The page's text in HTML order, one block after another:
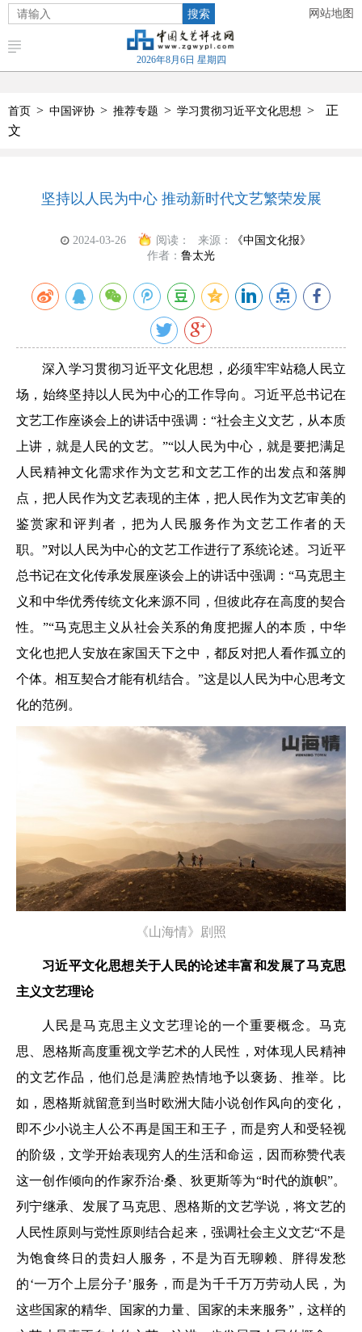
搜索 网站地图
2026年8月6日 星期四
首页 > 中国评协 > 推荐专题 > 学习贯彻习近平文化思想 >
正
文
坚持以人民为中心 推动新时代文艺繁荣发展
2024-03-26 阅读： 来源：
《中国文化报》
作者： 鲁太光
深入学习贯彻习近平文化思想，必须牢牢站稳人民立
场，始终坚持以人民为中心的工作导向。习近平总书记在
文艺工作座谈会上的讲话中强调：“社会主义文艺，从本质
上讲，就是人民的文艺。”“以人民为中心，就是要把满足
人民精神文化需求作为文艺和文艺工作的出发点和落脚
点，把人民作为文艺表现的主体，把人民作为文艺审美的
鉴赏家和评判者，把为人民服务作为文艺工作者的天
职。”对以人民为中心的文艺工作进行了系统论述。习近平
总书记在文化传承发展座谈会上的讲话中强调：“马克思主
义和中华优秀传统文化来源不同，但彼此存在高度的契合
性。”“马克思主义从社会关系的角度把握人的本质，中华
文化也把人安放在家国天下之中，都反对把人看作孤立的
个体。相互契合才能有机结合。”这是以人民为中心思考文
化的范例。
《山海情》剧照
习近平文化思想关于人民的论述丰富和发展了马克思
主义文艺理论
人民是马克思主义文艺理论的一个重要概念。马克
思、恩格斯高度重视文学艺术的人民性，对体现人民精神
的文艺作品，他们总是满腔热情地予以褒扬、推举。比
如，恩格斯就留意到当时欧洲大陆小说创作风向的变化，
即不少小说主人公不再是国王和王子，而是穷人和受轻视
的阶级，文学开始表现穷人的生活和命运，因而称赞代表
这一创作倾向的作家乔治·桑、狄更斯等为“时代的旗帜”。
列宁继承、发展了马克思、恩格斯的文艺学说，将文艺的
人民性原则与党性原则结合起来，强调社会主义文艺“不是
为饱食终日的贵妇人服务，不是为百无聊赖、胖得发愁
的‘一万个上层分子’服务，而是为千千万万劳动人民，为
这些国家的精华、国家的力量、国家的未来服务”，这样的